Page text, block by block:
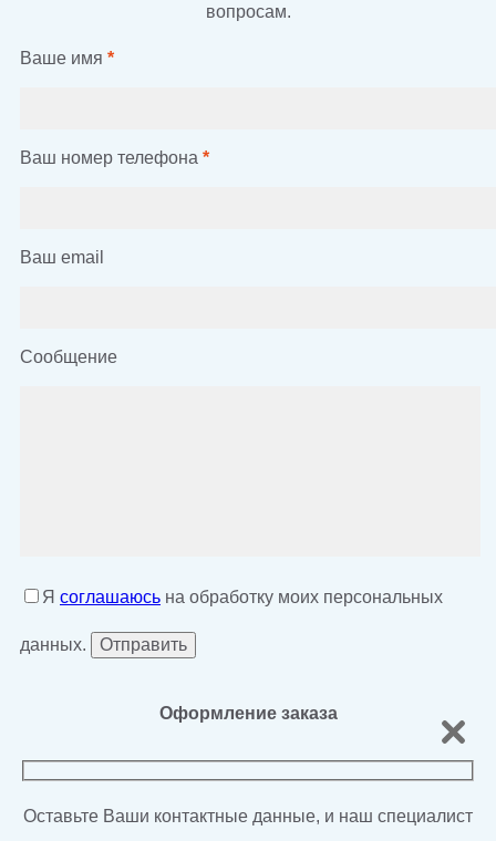
вопросам.
Ваше имя *
Ваш номер телефона *
Ваш email
Сообщение
Я соглашаюсь на обработку моих персональных
данных.
Оформление заказа
Оставьте Ваши контактные данные, и наш специалист